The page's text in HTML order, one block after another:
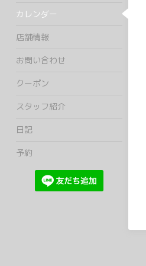
カレンダー
店舗情報
お問い合わせ
クーポン
スタッフ紹介
日記
予約